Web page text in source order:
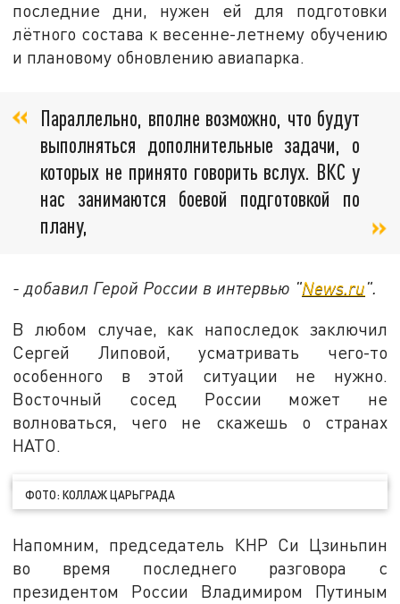
последние дни, нужен ей для подготовки
лётного состава к весенне-летнему обучению
и плановому обновлению авиапарка.
Параллельно, вполне возможно, что будут
выполняться дополнительные задачи, о
которых не принято говорить вслух. ВКС у
нас занимаются боевой подготовкой по
плану,
- добавил Герой России в интервью "News.ru".
В любом случае, как напоследок заключил
Сергей Липовой, усматривать чего-то
особенного в этой ситуации не нужно.
Восточный сосед России может не
волноваться, чего не скажешь о странах
НАТО.
ФОТО: КОЛЛАЖ ЦАРЬГРАДА
Напомним, председатель КНР Си Цзиньпин
во время последнего разговора с
президентом России Владимиром Путиным